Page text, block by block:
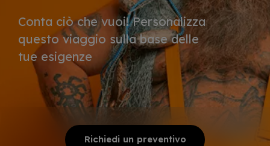
Conta ciò che vuoi! Personalizza
questo viaggio sulla base delle
tue esigenze
Richiedi un preventivo